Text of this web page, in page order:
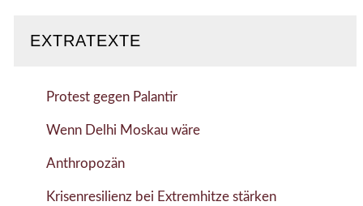
EXTRATEXTE
Protest gegen Palantir
Wenn Delhi Moskau wäre
Anthropozän
Krisenresilienz bei Extremhitze stärken